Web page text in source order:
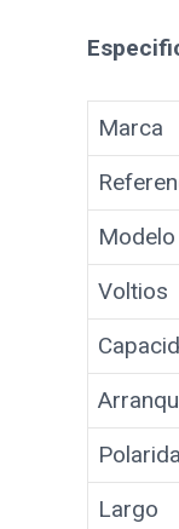
Marca
Modelo
Voltios
Largo